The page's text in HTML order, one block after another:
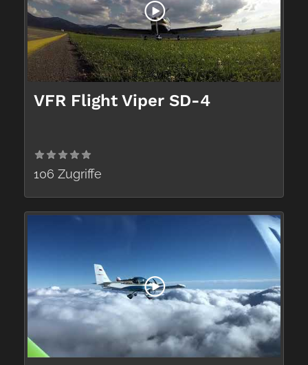
VFR Flight Viper SD-4
106 Zugriffe